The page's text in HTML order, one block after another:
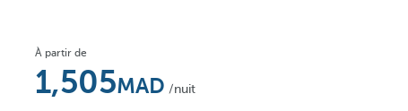
À partir de
1,505 /nuit